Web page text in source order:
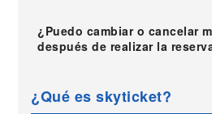
¿Puedo cambiar o cancelar
después de realizar la
¿Qué es skyticket?